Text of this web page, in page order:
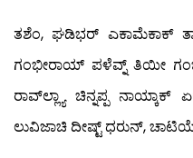
ತಶೆಂ, ಘಡಿಭರ್ ಎಕಾಮೆಕಾಕ್
ಗಂಭೀರಾಯ್ ಪಳೆವ್ನ್ ತಿಯೀ
ರಾವ್‍ಲ್ಲ್ಯಾ ಚಿನ್ನಪ್ಪ ನಾಯ್ಕಾಕ್
ಲುವಿಜಾಚಿ ದೀಷ್ಟ್ ಧರುನ್,